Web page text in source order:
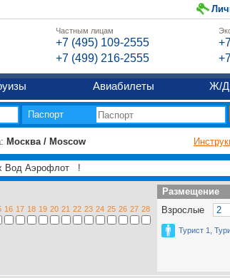
Частным лицам
+7 (495) 109-2555
+7 (499) 216-2555
Авиабилеты Ж/Д
Паспорт
Москва / Moscow
Размещение
Размещение
Взрослые
Турист 1,
16 17 18 19 20 21 22 23 24 25 26 27 28